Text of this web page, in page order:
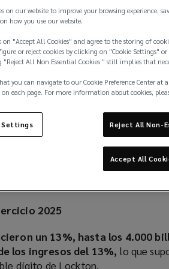
de dólares de ingresos
orgánico líder en el sector y
de ejecutivos
dígito de Lockton
de seguros independiente y
el ejercicio fiscal que finalizó el
de crecimiento anual (TCAC) de
2025
un 13%, hasta los 4.000
los ingresos del 13%, lo que
dígito de Lockton.
on our website to improve your browsing experience,
how you use our website.
"Accept All Cookies" and agree to the storing of
or reject cookies by clicking on "Cookie Settings"
"Reject All Non Essential Cookies " still implies that
you can navigate to our Cookie Preference Center
each page. For more information about cookies,
Settings Reject All Non-
Accept All